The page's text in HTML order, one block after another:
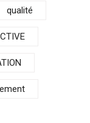
qualité